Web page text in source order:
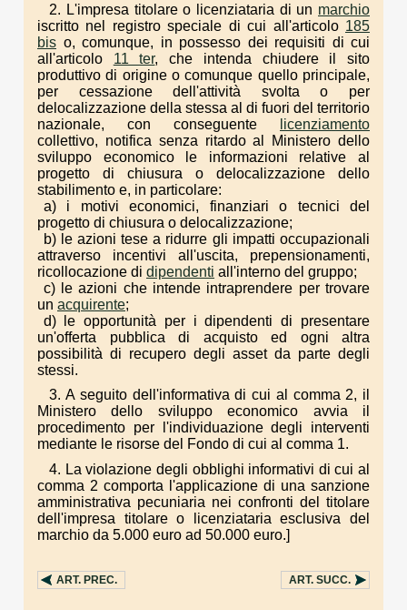
2. L'impresa titolare o licenziataria di un marchio
iscritto nel registro speciale di cui all'articolo 185
bis o, comunque, in possesso dei requisiti di cui
all'articolo 11 ter, che intenda chiudere il sito
produttivo di origine o comunque quello principale,
per cessazione dell'attività svolta o per
delocalizzazione della stessa al di fuori del territorio
nazionale, con conseguente
licenziamento
collettivo, notifica senza ritardo al Ministero dello
sviluppo economico le informazioni relative al
progetto di chiusura o delocalizzazione dello
stabilimento e, in particolare:
a) i motivi economici, finanziari o tecnici del
progetto di chiusura o delocalizzazione;
b) le azioni tese a ridurre gli impatti occupazionali
attraverso incentivi all'uscita, prepensionamenti,
ricollocazione di dipendenti all'interno del gruppo;
c) le azioni che intende intraprendere per trovare
un acquirente;
d) le opportunità per i dipendenti di presentare
un'offerta pubblica di acquisto ed ogni altra
possibilità di recupero degli asset da parte degli
stessi.
3. A seguito dell'informativa di cui al comma 2, il
Ministero dello sviluppo economico avvia il
procedimento per l'individuazione degli interventi
mediante le risorse del Fondo di cui al comma 1.
4. La violazione degli obblighi informativi di cui al
comma 2 comporta l'applicazione di una sanzione
amministrativa pecuniaria nei confronti del titolare
dell'impresa titolare o licenziataria esclusiva del
marchio da 5.000 euro ad 50.000 euro.]
ART. PREC. ART. SUCC.